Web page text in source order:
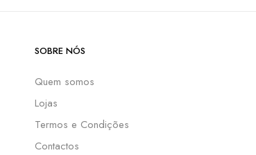
SOBRE NÓS
Quem somos
Lojas
Termos e Condições
Contactos